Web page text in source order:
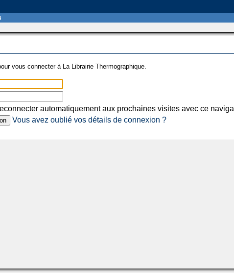
vous connecter à La Librairie Thermographique.
automatiquement aux prochaines visites avec ce
Vous avez oublié vos détails de connexion ?